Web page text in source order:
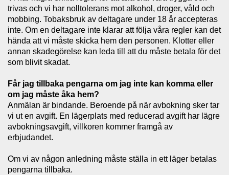
trivas och vi har nolltolerans mot alkohol, droger, våld och
mobbing. Tobaksbruk av deltagare under 18 år accepteras
inte. Om en deltagare inte klarar att följa våra regler kan det
hända att vi måste skicka hem den personen. Klotter eller
annan skadegörelse kan leda till att du måste betala för det
som blivit skadat.
Får jag tillbaka pengarna om jag inte kan komma eller
om jag måste åka hem?
Anmälan är bindande. Beroende på när avbokning sker tar
vi ut en avgift. En lägerplats med reducerad avgift har lägre
avbokningsavgift, villkoren kommer framgå av
erbjudandet.
Om vi av någon anledning måste ställa in ett läger betalas
pengarna tillbaka.